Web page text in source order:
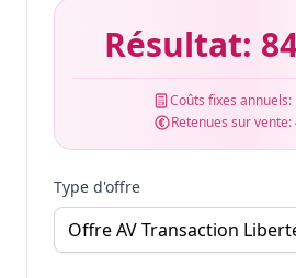
Résultat:
Coûts fixes annuels:
Retenues sur vente:
Type d'offre